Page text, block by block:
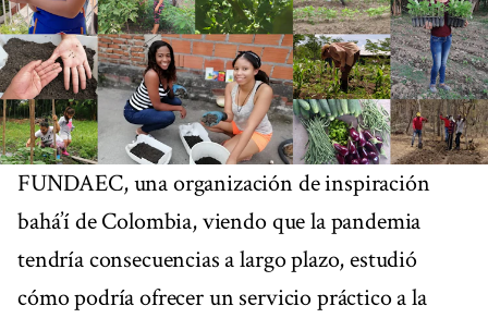
FUNDAEC, una organización de inspiración
bahá’í de Colombia, viendo que la pandemia
tendría consecuencias a largo plazo, estudió
cómo podría ofrecer un servicio práctico a la